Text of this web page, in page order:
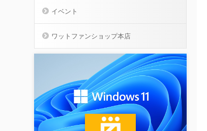
イベント
ワットファンショップ本店